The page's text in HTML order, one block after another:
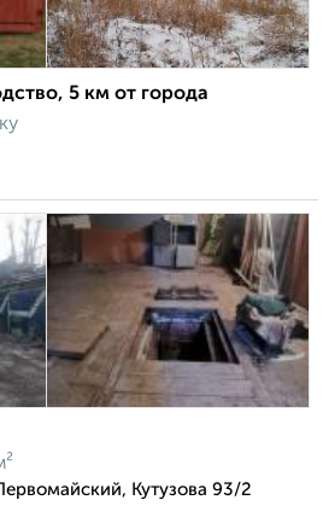
5 км от города
Кутузова 93/2